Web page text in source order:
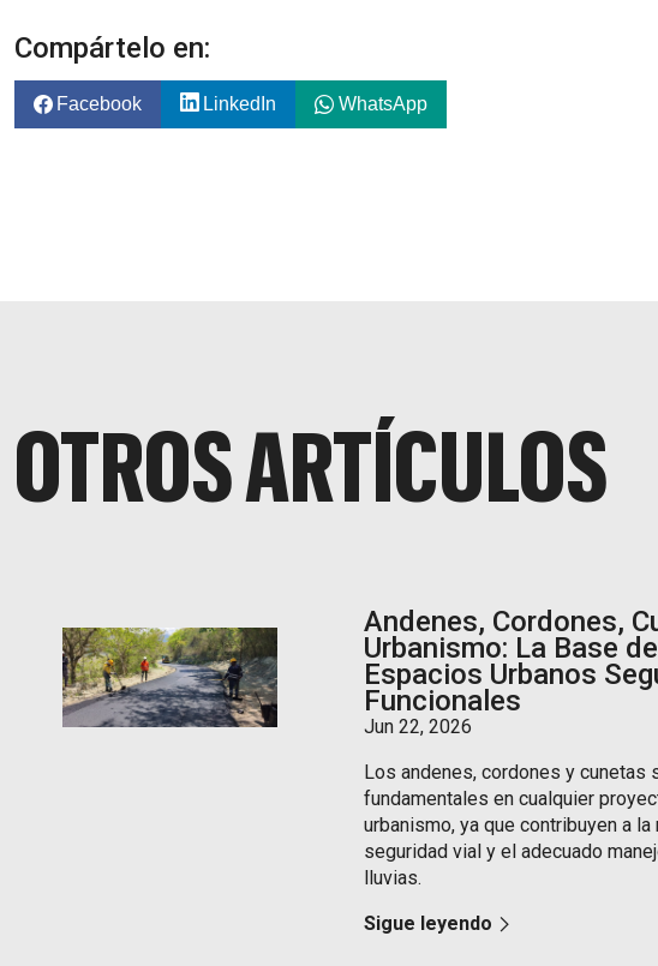
Compártelo en:
Facebook LinkedIn WhatsApp
OTROS ARTÍCULOS
Andenes, Cordones,
Urbanismo: La Base
Espacios Urbanos
Funcionales
Jun 22, 2026
Los andenes, cordones y cunetas
fundamentales en cualquier
urbanismo, ya que contribuyen a
seguridad vial y el adecuado
lluvias.
Sigue leyendo